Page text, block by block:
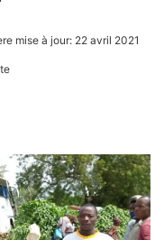
mise à jour: 22 avril 2021